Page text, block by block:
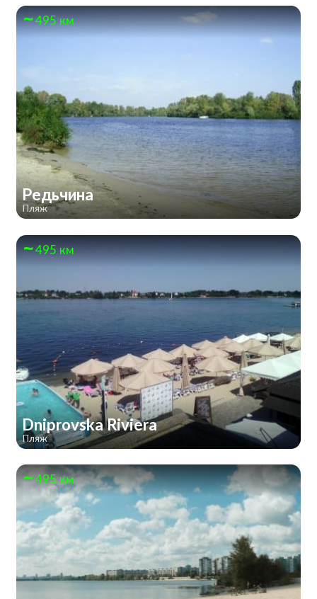
495 км
Редьчина
Пляж
495 км
Dniprovska Riviera
Пляж
495 км